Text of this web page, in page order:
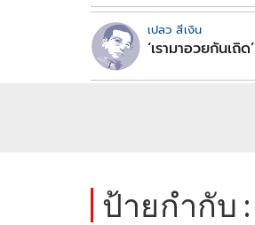
เปลว สีเงิน
‘เรามาอวยกันเถิด’
ป้ายกำกับ :